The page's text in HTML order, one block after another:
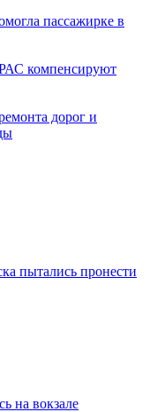
пассажирке в
компенсируют
дорог и
пытались пронести
на вокзале